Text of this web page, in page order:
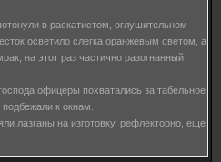
в раскатистом, оглушительном
осветило слегка оранжевым светом, а
на этот раз частично разогнанный
офицеры похватались за табельное
к окнам.
лазганы на изготовку, рефлекторно, еще